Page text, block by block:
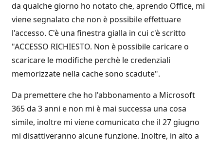
da qualche giorno ho notato che, aprendo Office, mi
viene segnalato che non è possibile effettuare
l'accesso. C'è una finestra gialla in cui c'è scritto
"ACCESSO RICHIESTO. Non è possibile caricare o
scaricare le modifiche perchè le credenziali
memorizzate nella cache sono scadute".
Da premettere che ho l'abbonamento a Microsoft
365 da 3 anni e non mi è mai successa una cosa
simile, inoltre mi viene comunicato che il 27 giugno
mi disattiveranno alcune funzione. Inoltre, in alto a